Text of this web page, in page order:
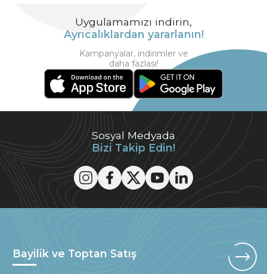
Sosyal Medyada
Bizi Takip Edin!
Uygulamamızı indirin,
Ayrıcalıklardan yararlanın!
Kampanyalar, indirimler ve
daha fazlası!
Bayilik ve Toptan Satış